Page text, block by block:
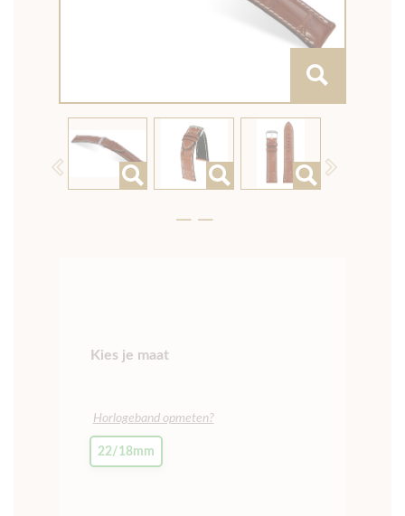
Previous Next
Kies je maat
Horlogeband opmeten?
22/18mm